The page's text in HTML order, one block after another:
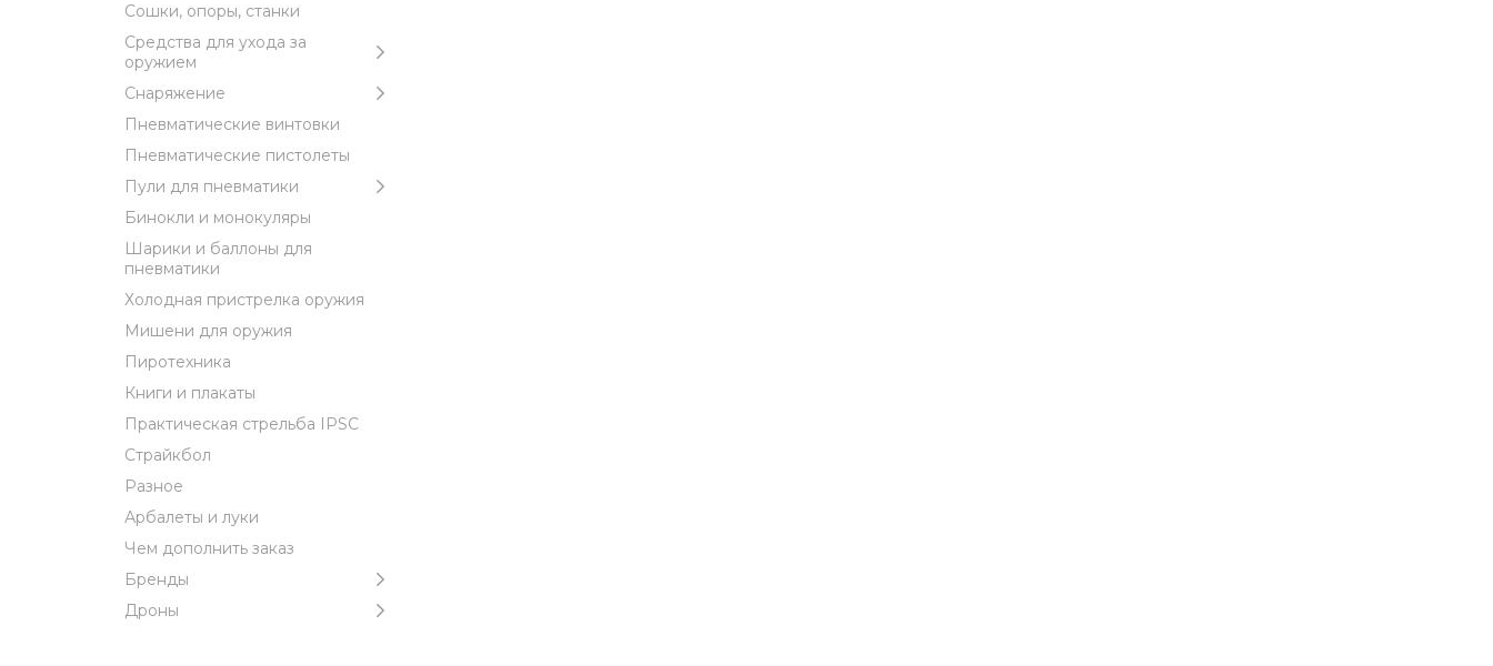
Сошки, опоры, станки
Средства для ухода за
оружием
Снаряжение
Пневматические винтовки
Пневматические пистолеты
Пули для пневматики
Бинокли и монокуляры
Шарики и баллоны для
пневматики
Холодная пристрелка оружия
Мишени для оружия
Пиротехника
Книги и плакаты
Практическая стрельба IPSC
Страйкбол
Разное
Арбалеты и луки
Чем дополнить заказ
Бренды
Дроны